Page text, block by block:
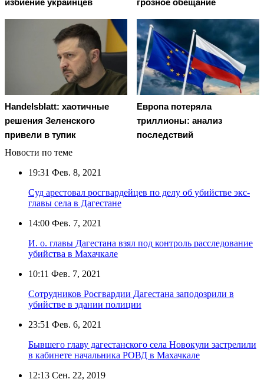
избиение украинцев грозное обещание
Handelsblatt: хаотичные
решения Зеленского
привели в тупик
Европа потеряла
триллионы: анализ
последствий
Новости по теме
19:31 Фев. 8, 2021
Суд арестовал росгвардейцев по делу об убийстве экс-
главы села в Дагестане
14:00 Фев. 7, 2021
И. о. главы Дагестана взял под контроль расследование
убийства в Махачкале
10:11 Фев. 7, 2021
Сотрудников Росгвардии Дагестана заподозрили в
убийстве в здании полиции
23:51 Фев. 6, 2021
Бывшего главу дагестанского села Новокули застрелили
в кабинете начальника РОВД в Махачкале
12:13 Сен. 22, 2019